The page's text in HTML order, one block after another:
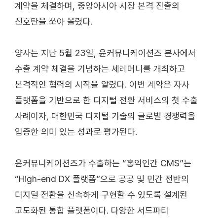
계약을 체결하며, 중앙아시아 시장 본격 진출의
신호탄을 쏘아 올렸다.
양사는 지난 5월 23일, 윤커뮤니케이션즈 본사에서
수출 계약 체결을 기념하는 세레머니를 개최하고
본격적인 협력의 시작을 알렸다. 이번 계약은 자사
플랫폼을 기반으로 한 디지털 전환 서비스의 첫 수출
사례이자, 대한민국 디지털 기술의 글로벌 경쟁력을
입증한 의미 있는 성과로 평가된다.
윤커뮤니케이션즈가 수출하는 “홍익인간 CMS”는
“High-end DX 플랫폼”으로 공공 및 민간 전반의
디지털 전환을 신속하게 구현할 수 있도록 설계된
고도화된 통합 플랫폼이다. 다양한 서드파티